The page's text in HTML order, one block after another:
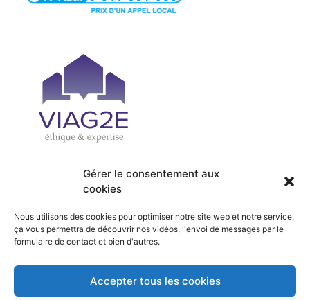
Gérer le consentement aux
cookies
Nous utilisons des cookies pour optimiser notre site web et notre service,
ça vous permettra de découvrir nos vidéos, l'envoi de messages par le
formulaire de contact et bien d'autres.
Accepter tous les cookies
| ACTUALITÉS
| RECRUTEMENT
| HONORAIRES
| CONTACT
©alternativeviager.fr byeDovel